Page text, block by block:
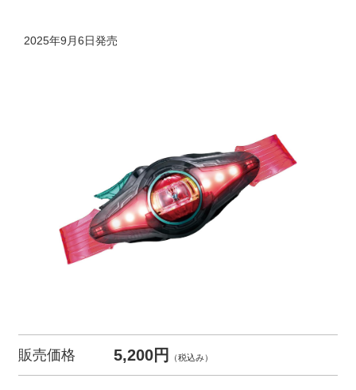
2025年9月6日発売
販売価格 5,200円 （税込み）